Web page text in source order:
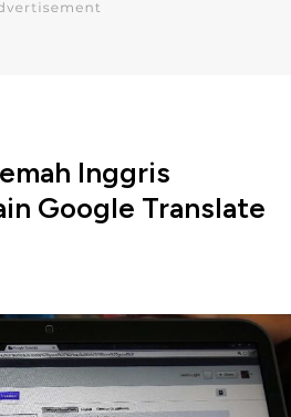
Inggris
Google Translate